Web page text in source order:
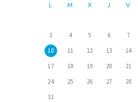
L M X J V
3
4 5 6 7
10
11 12 13 14
17
18 19 20 21
24
25 26 27 28
31